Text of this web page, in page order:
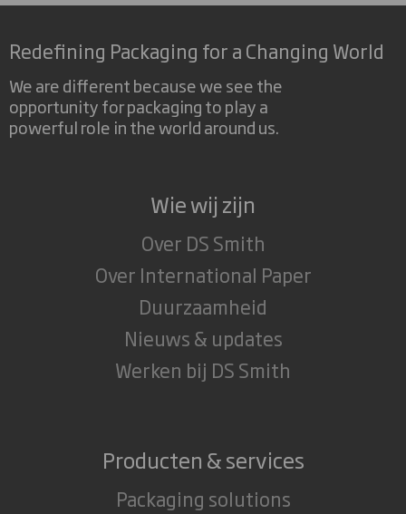
Redefining Packaging for a Changing World
We are different because we see the
opportunity for packaging to play a
powerful role in the world around us.
Wie wij zijn
Over DS Smith
Over International Paper
Duurzaamheid
Nieuws & updates
Werken bij DS Smith
Producten & services
Packaging solutions